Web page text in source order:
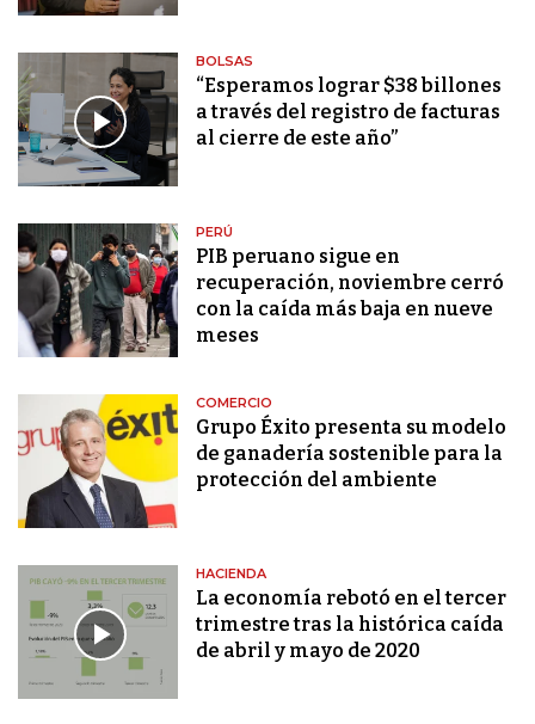
BOLSAS
“Esperamos lograr $38 billones
a través del registro de facturas
al cierre de este año”
PERÚ
PIB peruano sigue en
recuperación, noviembre cerró
con la caída más baja en nueve
meses
COMERCIO
Grupo Éxito presenta su modelo
de ganadería sostenible para la
protección del ambiente
HACIENDA
La economía rebotó en el tercer
trimestre tras la histórica caída
de abril y mayo de 2020